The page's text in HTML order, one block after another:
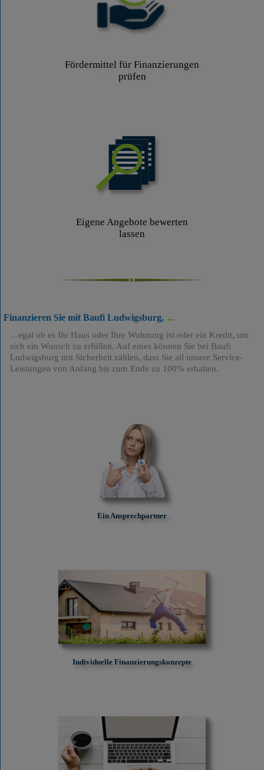
Fördermittel für Finanzierungen
prüfen
Eigene Angebote bewerten
lassen
Finanzieren Sie mit Baufi Ludwigsburg,
egal ob es Ihr Haus oder Ihre Wohnung ist oder ein Kredit, um
sich ein Wunsch zu erfüllen. Auf eines können Sie bei Baufi
Ludwigsburg mit Sicherheit zählen, dass Sie all unsere Service-
Leistungen von Anfang bis zum Ende zu 100% erhalten.
Ein Ansprechpartner
Individuelle Finanzierungskonzepte